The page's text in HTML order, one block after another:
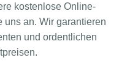
kostenlose Online-
uns an. Wir garantieren
und ordentlichen